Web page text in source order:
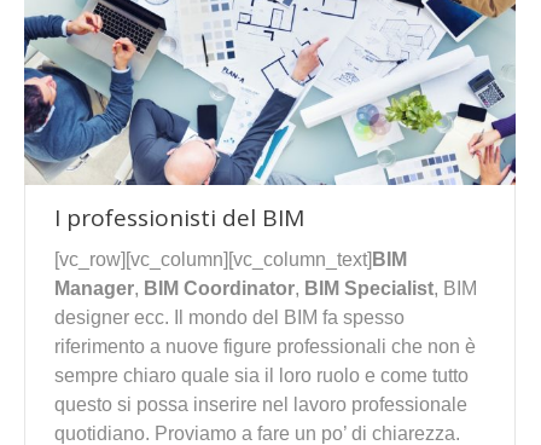
I professionisti del BIM
[vc_row][vc_column][vc_column_text] BIM
Manager, BIM Coordinator, BIM Specialist, BIM
designer ecc. Il mondo del BIM fa spesso
riferimento a nuove figure professionali che non è
sempre chiaro quale sia il loro ruolo e come tutto
questo si possa inserire nel lavoro professionale
quotidiano. Proviamo a fare un po’ di chiarezza.